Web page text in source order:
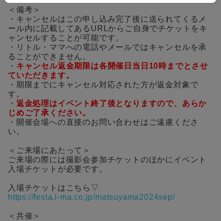
＜備考＞
・キャンセルはこの申し込み完了後に送られてくるメ
ール内に記載してあるURLからご自身でチケットをキ
ャンセルすることが可能です。
・リトル・ママへの電話やメールではキャンセルを承
ることができません。
・ キャンセル返金期限は各開催日当日10時までとさせ
ていただきます。
・期限までにキャンセル対応された方が返金対象で
す。
・ 返金処理はイベント終了後となりますので、あらか
じめご了承ください。
・開催会場への直接のお問い合わせはご遠慮くださ
い。
＜ご来場にあたって＞
ご来場の際には撮影会参加チケットのほかにイベント
入場チケットが必要です。
入場チケットはこちら▽
https://festa.l-ma.co.jp/matsuyama2024sep/
＜共催＞